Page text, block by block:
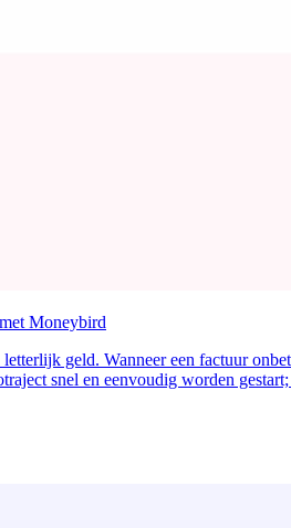
Moneybird
geld. Wanneer een factuur
snel en eenvoudig worden